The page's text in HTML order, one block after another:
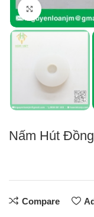
Click to
Nấm Hút
Compare